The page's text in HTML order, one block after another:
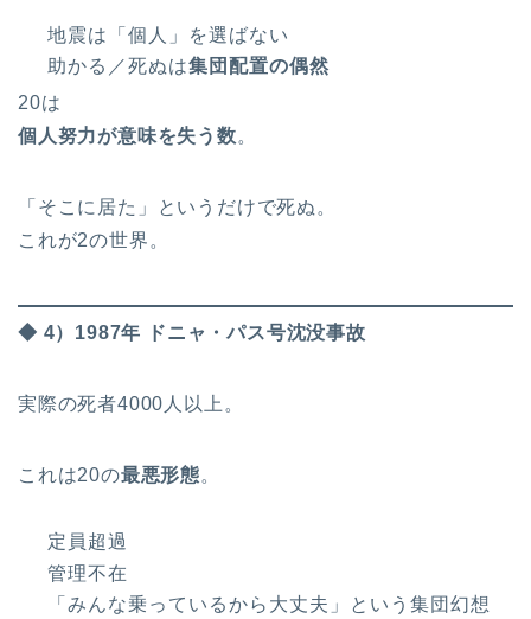
地震は「個人」を選ばない
助かる／死ぬは集団配置の偶然
20は
個人努力が意味を失う数。
「そこに居た」というだけで死ぬ。
これが2の世界。
◆ 4）1987年 ドニャ・パス号沈没事故
実際の死者4000人以上。
これは20の最悪形態。
定員超過
管理不在
「みんな乗っているから大丈夫」という集団幻想